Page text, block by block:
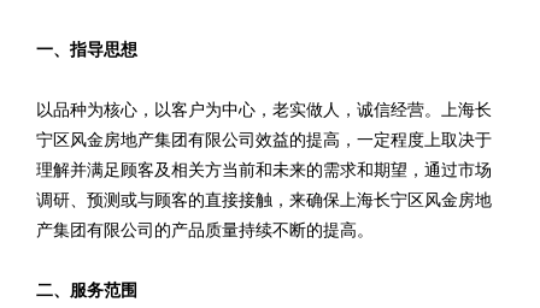
一、指导思想
以品种为核心，以客户为中心，老实做人，诚信经营。上海长
宁区风金房地产集团有限公司效益的提高，一定程度上取决于
理解并满足顾客及相关方当前和未来的需求和期望，通过市场
调研、预测或与顾客的直接接触，来确保上海长宁区风金房地
产集团有限公司的产品质量持续不断的提高。
二、服务范围